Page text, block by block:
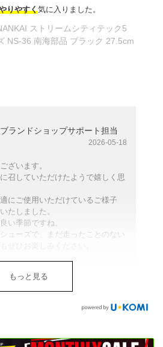
りやすく気に入りました。
ストリームシティテック5
NS-36 南海部品 ブラック 27.5cm
ランドショップサポート担当
2026-05-18
ざいます。
召していただけたようで嬉しく思
にご使用いただけているご様子
たしました。
い季節ですね。
ューズで、まだ走ったことのない
もっと見る